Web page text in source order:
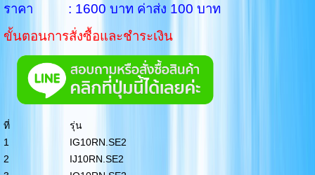
ราคา : 1600 บาท ค่าส่ง 100 บาท
ขั้นตอนการสั่งซื้อและชำระเงิน
ที่
รุ่น
1
IG10RN.SE2
2
IJ10RN.SE2